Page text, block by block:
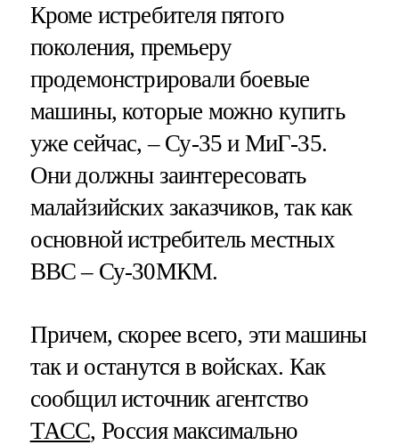
Кроме истребителя пятого
поколения, премьеру
продемонстрировали боевые
машины, которые можно купить
уже сейчас, – Су-35 и МиГ-35.
Они должны заинтересовать
малайзийских заказчиков, так как
основной истребитель местных
ВВС – Су-30МКМ.
Причем, скорее всего, эти машины
так и останутся в войсках. Как
сообщил источник агентство
ТАСС, Россия максимально